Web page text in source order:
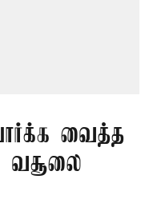
வைத்த
வசூலை